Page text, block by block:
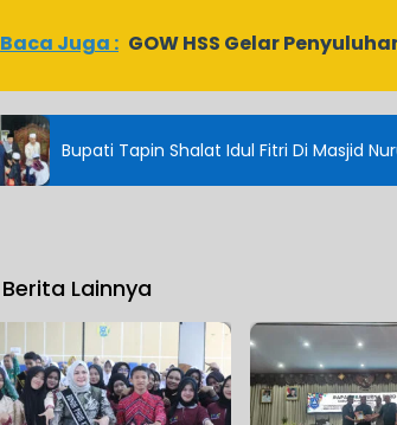
Baca Juga : GOW HSS Gelar
Bupati Tapin Shalat Idul Fitri Di Masjid
Berita Lainnya